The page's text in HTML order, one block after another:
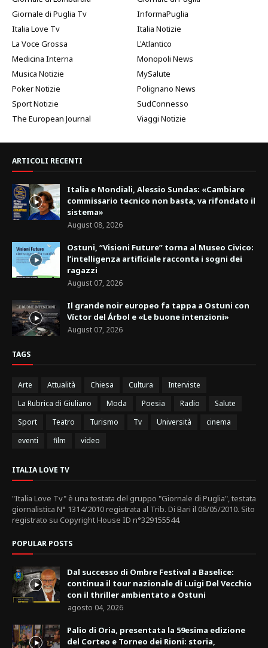
Giornale di Puglia Tv
InformaPuglia
Italia Love Tv
Italia Notizie
La Voce Grossa
L'Atlantico
Medicina Interna
Monopoli News
Musica Notizie
MySalute
Poker Notizie
Polignano News
Sport Notizie
SudConnesso
The European Journal
Viaggi Notizie
ARTICOLI RECENTI
Italia e Mondiali, Alessio Sundas: «Cambiare
commissario tecnico non basta, va rifondato il
sistema»
August 08, 2026
Ostuni, “Visioni Future” torna al Museo Civico:
l’intelligenza artificiale racconta i sogni dei
ragazzi
August 07, 2026
Il grande noir europeo fa tappa a Ostuni con
Víctor del Árbol e «Le buone intenzioni»
August 07, 2026
TAGS
Arte Attualità Chiesa Cultura
Interviste
La Rubrica di Giuliano
Moda Poesia Radio
Salute
Sport
Teatro Turismo Tv Università
cinema
eventi
film video
ITALIA LOVE TV
"Italia Love Tv" è una testata del gruppo "Giornale di Puglia", testata
giornalistica N° 1314/2010 registrata al Trib. Di Bari il 06/05/2010. Sito
registrato su Copyright House ID n°329155544.
POPULAR POSTS
Dal successo di Ombre Festival a Baselice:
continua il tour nazionale di Luigi Del Vecchio
con il thriller ambientato a Ostuni
agosto 04, 2026
Palio di Oria, presentata la 59esima edizione
del Corteo e Torneo dei Rioni: storia,